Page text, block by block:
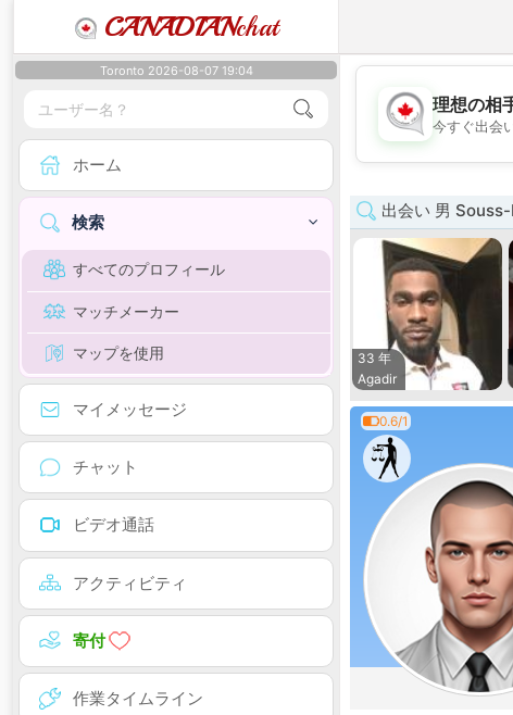
CANADIANchat
Toronto 2026-08-07 19:04
ホーム
検索
すべてのプロフィール
マッチメーカー
マップを使用
マイメッセージ
チャット
ビデオ通話
アクティビティ
寄付
作業タイムライン
理想の相
今すぐ出会
出会い 男
33 年
Agadir
0.6/1